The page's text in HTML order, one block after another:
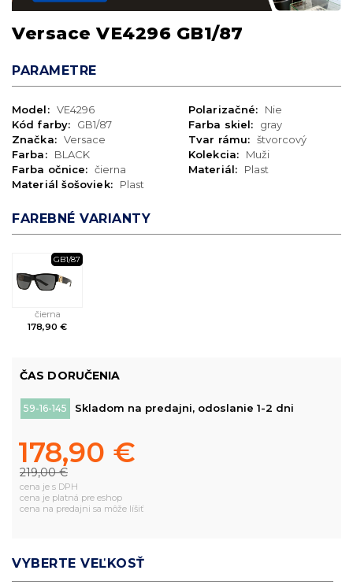
Versace VE4296 GB1/87
PARAMETRE
Model: VE4296
Kód farby:
GB1/87
Značka: Versace
Farba:
BLACK
Farba očnice: čierna
Materiál šošoviek:
Plast
Polarizačné:
Nie
Farba skiel:
gray
Tvar rámu: štvorcový
Kolekcia:
Muži
Materiál:
Plast
FAREBNÉ VARIANTY
GB1/87
čierna
178,90 €
ČAS DORUČENIA
59-16-145 Skladom na predajni, odoslanie 1-2 dni
178,90 €
219,00 €
cena je s DPH
cena je platná pre eshop
cena na predajni sa môže líšiť
VYBERTE VEĽKOSŤ